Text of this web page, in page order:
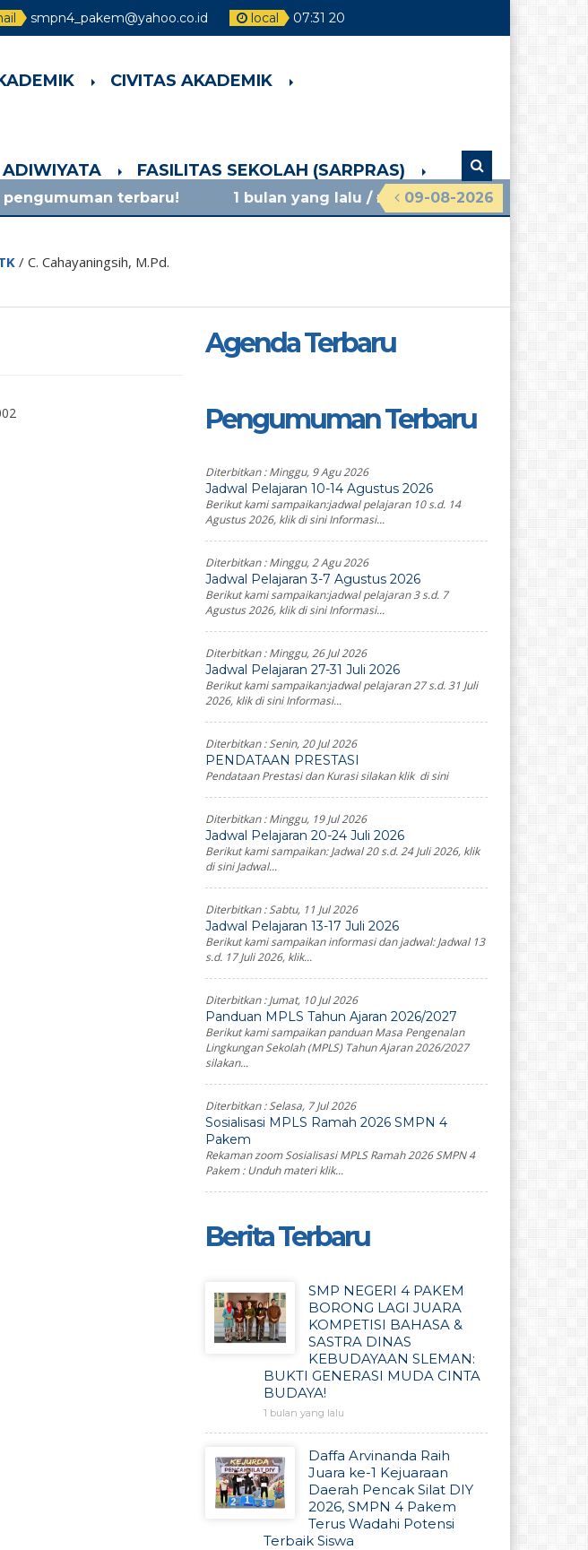
smpn4_pakem@yahoo.co.id local 07:31 21
CIVITAS AKADEMIK
ADIWIYATA FASILITAS SEKOLAH (SARPRAS)
09-08-2026
terbaru! 1 bulan yang lalu/ materi sosialisasi mpls ramah 2026
/ C. Cahayaningsih, M.Pd.
Agenda Terbaru
Pengumuman Terbaru
Diterbitkan :Minggu, 9 Agu 2026
Jadwal Pelajaran 10-14 Agustus 2026
Berikut kami sampaikan:jadwal pelajaran 10 s.d. 14
Agustus 2026, klik di sini Informasi...
Diterbitkan :Minggu, 2 Agu 2026
Jadwal Pelajaran 3-7 Agustus 2026
Berikut kami sampaikan:jadwal pelajaran 3 s.d. 7
Agustus 2026, klik di sini Informasi...
Diterbitkan :Minggu, 26 Jul 2026
Jadwal Pelajaran 27-31 Juli 2026
Berikut kami sampaikan:jadwal pelajaran 27 s.d. 31 Juli
2026, klik di sini Informasi...
Diterbitkan :Senin, 20 Jul 2026
PENDATAAN PRESTASI
Pendataan Prestasi dan Kurasi silakan klik di sini
Diterbitkan :Minggu, 19 Jul 2026
Jadwal Pelajaran 20-24 Juli 2026
Berikut kami sampaikan: Jadwal 20 s.d. 24 Juli 2026, klik
di sini Jadwal...
Diterbitkan :Sabtu, 11 Jul 2026
Jadwal Pelajaran 13-17 Juli 2026
Berikut kami sampaikan informasi dan jadwal: Jadwal 13
s.d. 17 Juli 2026, klik...
Diterbitkan :Jumat, 10 Jul 2026
Panduan MPLS Tahun Ajaran 2026/2027
Berikut kami sampaikan panduan Masa Pengenalan
Lingkungan Sekolah (MPLS) Tahun Ajaran 2026/2027
silakan...
Diterbitkan :Selasa, 7 Jul 2026
Sosialisasi MPLS Ramah 2026 SMPN 4
Pakem
Rekaman zoom Sosialisasi MPLS Ramah 2026 SMPN 4
Pakem : Unduh materi klik...
Berita Terbaru
SMP NEGERI 4 PAKEM
BORONG LAGI JUARA
KOMPETISI BAHASA &
SASTRA DINAS
KEBUDAYAAN SLEMAN:
BUKTI GENERASI MUDA CINTA
BUDAYA!
1 bulan yang lalu
Daffa Arvinanda Raih
Juara ke-1 Kejuaraan
Daerah Pencak Silat DIY
2026, SMPN 4 Pakem
Terus Wadahi Potensi
Terbaik Siswa